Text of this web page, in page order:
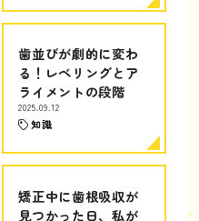
歯並びが劇的に変わ
る！レベリングとア
ライメントの段階
2025.09.12
知識
矯正中に歯根吸収が
見つかった日、私が